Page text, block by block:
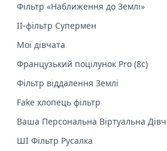
Фільтр «Наближення до Землі»
ІІ-фільтр Супермен
Мої дівчата
Французький поцілунок Pro (8с)
Фільтр віддалення Землі
Fake хлопець фільтр
Ваша Персональна Віртуальна
ШІ Фільтр Русалка